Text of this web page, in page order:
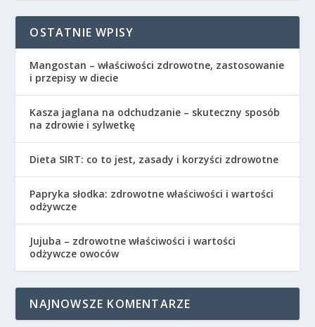
OSTATNIE WPISY
Mangostan – właściwości zdrowotne, zastosowanie
i przepisy w diecie
Kasza jaglana na odchudzanie – skuteczny sposób
na zdrowie i sylwetkę
Dieta SIRT: co to jest, zasady i korzyści zdrowotne
Papryka słodka: zdrowotne właściwości i wartości
odżywcze
Jujuba – zdrowotne właściwości i wartości
odżywcze owoców
NAJNOWSZE KOMENTARZE